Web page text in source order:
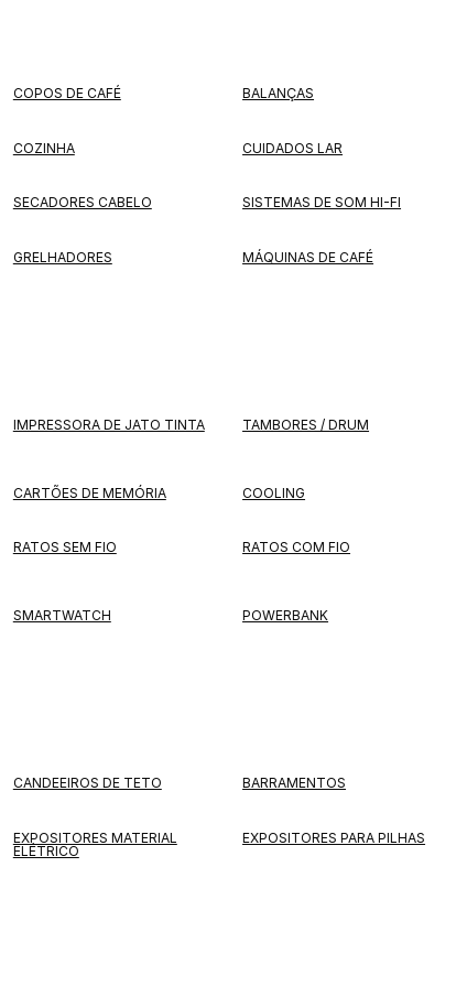
COPOS DE CAFÉ BALANÇAS
COZINHA CUIDADOS LAR
SECADORES CABELO SISTEMAS DE SOM HI-FI
GRELHADORES MÁQUINAS DE CAFÉ
IMPRESSORA DE JATO TINTA TAMBORES / DRUM
CARTÕES DE MEMÓRIA COOLING
RATOS SEM FIO RATOS COM FIO
SMARTWATCH POWERBANK
CANDEEIROS DE TETO BARRAMENTOS
EXPOSITORES MATERIAL
ELÉTRICO
EXPOSITORES PARA PILHAS